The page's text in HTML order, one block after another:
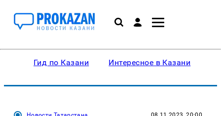
Гид по Казани Интересное в Казани